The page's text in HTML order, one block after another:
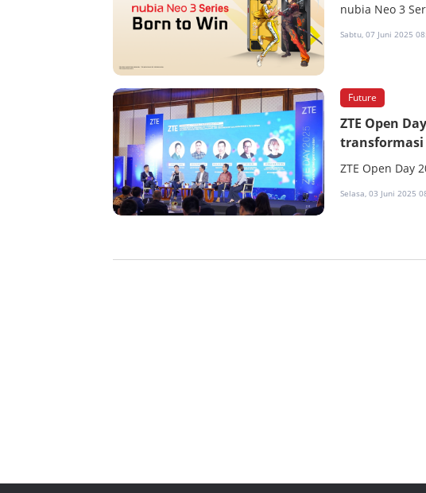
nubia Neo 3
Sabtu, 07 Juni 2025
Future
ZTE Open
ZTE Open Day
Selasa, 03 Juni 2025